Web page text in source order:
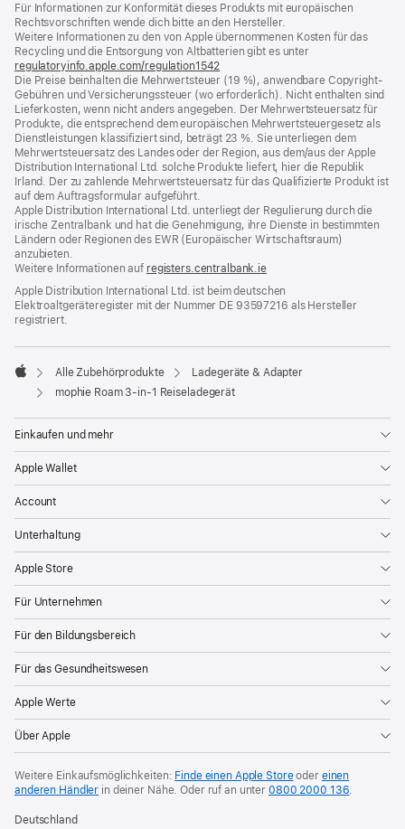
Für Informationen zur Konformität dieses Produkts mit europäischen
Rechtsvorschriften wende dich bitte an den Hersteller.
Weitere Informationen zu den von Apple übernommenen Kosten für das
Recycling und die Entsorgung von Altbatterien gibt es unter
regulatoryinfo.apple.com/regulation1542
ein
neues
Fenster)
Die Preise beinhalten die Mehrwertsteuer (19 %), anwendbare Copyright-
Gebühren und Versicherungssteuer (wo erforderlich). Nicht enthalten sind
Lieferkosten, wenn nicht anders angegeben. Der Mehrwertsteuersatz für
Produkte, die entsprechend dem europäischen Mehrwertsteuergesetz als
Dienstleistungen klassifiziert sind, beträgt 23 %. Sie unterliegen dem
Mehrwertsteuersatz des Landes oder der Region, aus dem/aus der Apple
Distribution International Ltd. solche Produkte liefert, hier die Republik
Irland. Der zu zahlende Mehrwertsteuersatz für das Qualifizierte Produkt ist
auf dem Auftragsformular aufgeführt.
Apple Distribution International Ltd. unterliegt der Regulierung durch die
irische Zentralbank und hat die Genehmigung, ihre Dienste in bestimmten
Ländern oder Regionen des EWR (Europäischer Wirtschaftsraum)
anzubieten.
Weitere Informationen auf registers.centralbank.ie
Apple Distribution International Ltd. ist beim deutschen
Elektroaltgeräteregister mit der Nummer DE 93597216 als Hersteller
registriert.
Apple
Alle Zubehörprodukte
Ladegeräte & Adapter
mophie Roam 3-in-1 Reiseladegerät
Einkaufen und mehr
Apple Wallet
Account
Unterhaltung
Apple Store
Für Unternehmen
Für den Bildungsbereich
Für das Gesundheitswesen
Apple Werte
Über Apple
Weitere Einkaufsmöglichkeiten: Finde einen Apple Storeoder einen
anderen Händler in deiner Nähe. Oder ruf an unter0800 2000 136
Deutschland